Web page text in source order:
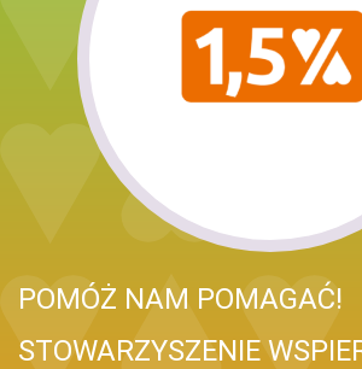
POMÓŻ NAM POMAGAĆ!
STOWARZYSZENIE